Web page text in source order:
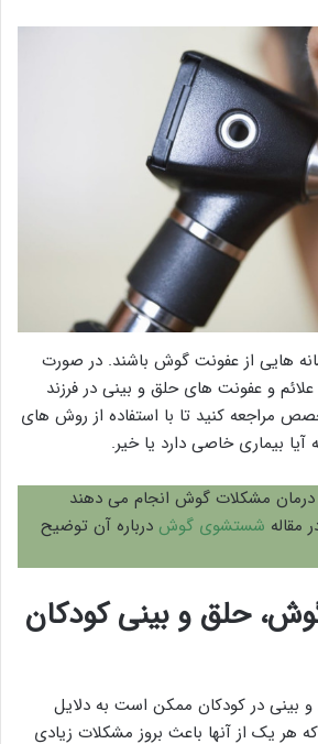
هایی از عفونت گوش باشند. در صورت
و عفونت های حلق و بینی در فرزند
مراجعه کنید تا با استفاده از روش های
بیماری خاصی دارد یا خیر.
درمان مشکلات گوش انجام می دهند
شستشوی گوش درباره آن توضیح
حلق و بینی کودکان
بینی در کودکان ممکن است به دلایل
هر یک از آنها باعث بروز مشکلات زیادی